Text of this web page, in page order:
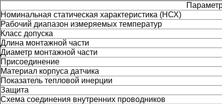
Номинальная статическая характеристика (НСХ)
Рабочий диапазон измеряемых температур
Класс допуска
Длина монтажной части
Диаметр монтажной части
Присоединение
Материал корпуса датчика
Показатель тепловой инерции
Защита
Схема соединения внутренних проводников